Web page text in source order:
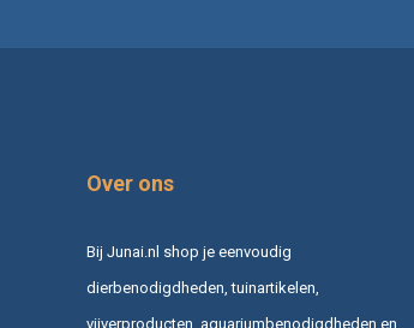
Over ons
Bij Junai.nl shop je eenvoudig
dierbenodigdheden, tuinartikelen,
vijverproducten, aquariumbenodigdheden en